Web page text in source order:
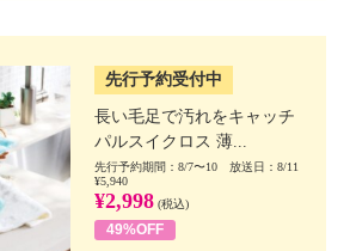
先行予約受付中
長い毛足で汚れをキャッチ
パルスイクロス 薄...
先行予約期間：8/7〜10 放送日：8/11
¥5,940
¥2,998 (税込)
49%OFF